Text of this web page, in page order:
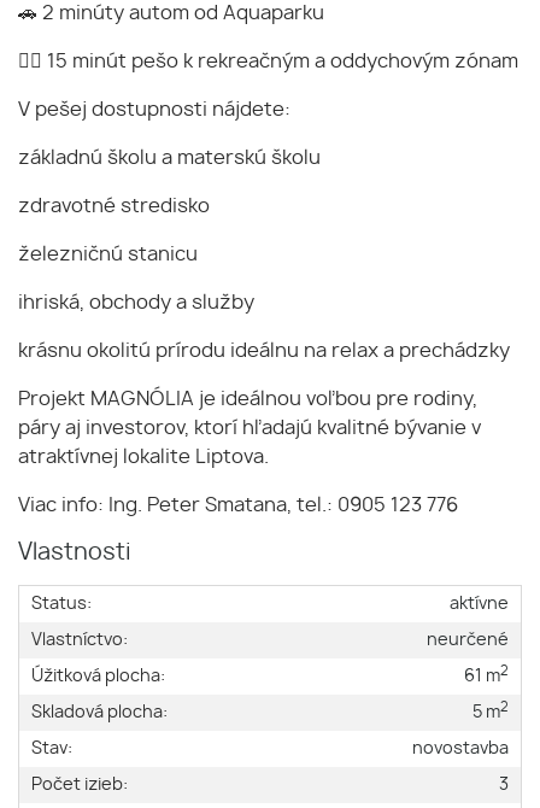
🚗 2 minúty autom od Aquaparku
🚶‍♂️ 15 minút pešo k rekreačným a oddychovým zónam
V pešej dostupnosti nájdete:
základnú školu a materskú školu
zdravotné stredisko
železničnú stanicu
ihriská, obchody a služby
krásnu okolitú prírodu ideálnu na relax a prechádzky
Projekt MAGNÓLIA je ideálnou voľbou pre rodiny,
páry aj investorov, ktorí hľadajú kvalitné bývanie v
atraktívnej lokalite Liptova.
Viac info: Ing. Peter Smatana, tel.: 0905 123 776
Vlastnosti
Status:
aktívne
Vlastníctvo:
neurčené
Úžitková plocha:
61 m2
Skladová plocha: 5 m2
Stav:
novostavba
Počet izieb:
3